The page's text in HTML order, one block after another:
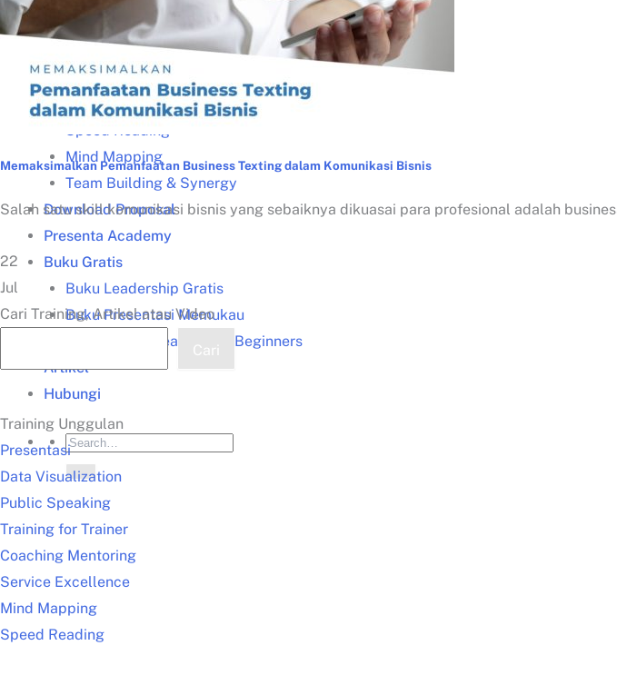
Public Speaking
Service Excellence
Salesmanship
Problem Solving
Speed Reading
Mind Mapping
Team Building & Synergy
Download Proposal
Presenta Academy
Buku Gratis
Buku Leadership Gratis
Buku Presentasi Memukau
Buku Speed Reading for Beginners
Artikel
Hubungi
Memaksimalkan Pemanfaatan Business Texting dalam Komunikasi Bisnis
Salah satu skill komunikasi bisnis yang sebaiknya dikuasai para profesional adalah
22
Jul
Cari Training, Artikel atau Video
Cari
Training Unggulan
Presentasi
Data Visualization
Public Speaking
Training for Trainer
Coaching Mentoring
Service Excellence
Mind Mapping
Speed Reading